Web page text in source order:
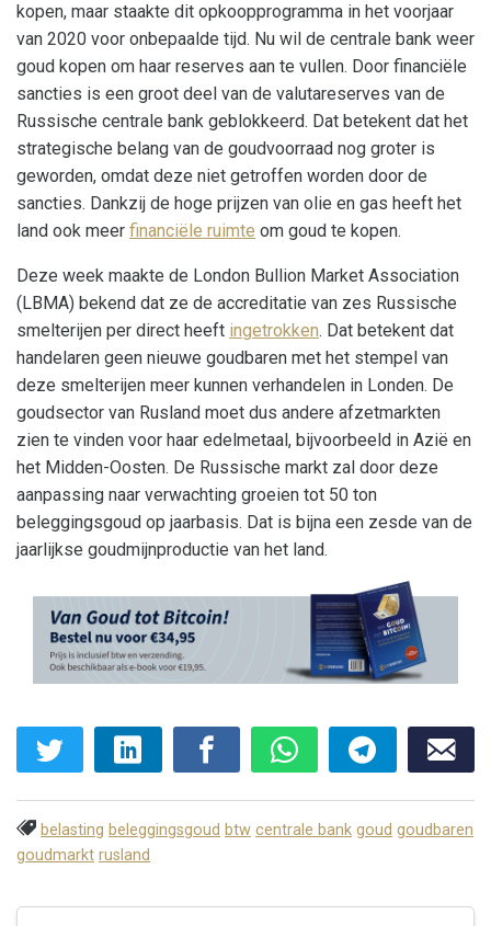
kopen, maar staakte dit opkoopprogramma in het voorjaar
van 2020 voor onbepaalde tijd. Nu wil de centrale bank weer
goud kopen om haar reserves aan te vullen. Door financiële
sancties is een groot deel van de valutareserves van de
Russische centrale bank geblokkeerd. Dat betekent dat het
strategische belang van de goudvoorraad nog groter is
geworden, omdat deze niet getroffen worden door de
sancties. Dankzij de hoge prijzen van olie en gas heeft het
land ook meer financiële ruimte om goud te kopen.
Deze week maakte de London Bullion Market Association
(LBMA) bekend dat ze de accreditatie van zes Russische
smelterijen per direct heeft ingetrokken. Dat betekent dat
handelaren geen nieuwe goudbaren met het stempel van
deze smelterijen meer kunnen verhandelen in Londen. De
goudsector van Rusland moet dus andere afzetmarkten
zien te vinden voor haar edelmetaal, bijvoorbeeld in Azië en
het Midden-Oosten. De Russische markt zal door deze
aanpassing naar verwachting groeien tot 50 ton
beleggingsgoud op jaarbasis. Dat is bijna een zesde van de
jaarlijkse goudmijnproductie van het land.
belasting beleggingsgoud btw centrale bank goud goudbaren
goudmarkt rusland